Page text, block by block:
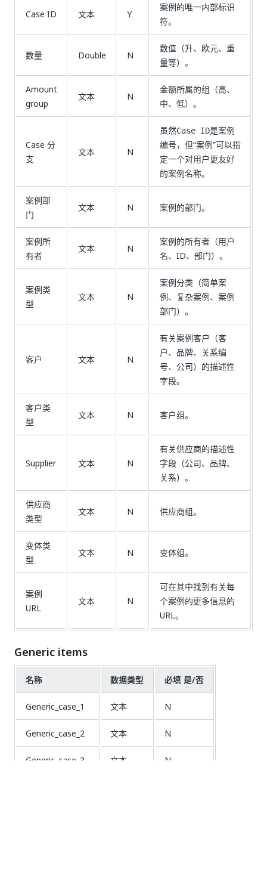
Case ID 文本 Y
案例的唯一内部标识
符。
数量 Double N
数值（升、欧元、重
量等）。
Amount
group
文本 N
金额所属的组（高、
中、低）。
Case 分
支
文本 N
虽然Case ID是案例
编号，但“案例”可以指
定一个对用户更友好
的案例名称。
案例部
门
文本 N 案例的部门。
案例所
有者
文本 N
案例的所有者（用户
名、ID、部门）。
案例类
型
文本 N
案例分类（简单案
例、复杂案例、案例
部门）。
客户 文本 N
有关案例客户（客
户、品牌、关系编
号、公司）的描述性
字段。
客户类
型
文本 N 客户组。
Supplier 文本 N
有关供应商的描述性
字段（公司、品牌、
关系）。
供应商
类型
文本 N 供应商组。
变体类
型
文本 N 变体组。
案例
URL
文本 N
可在其中找到有关每
个案例的更多信息的
URL。
Generic items
名称 数据类型 必填 是/否
Generic_case_1 文本 N
Generic_case_2 文本 N
Generic_case_3 文本 N